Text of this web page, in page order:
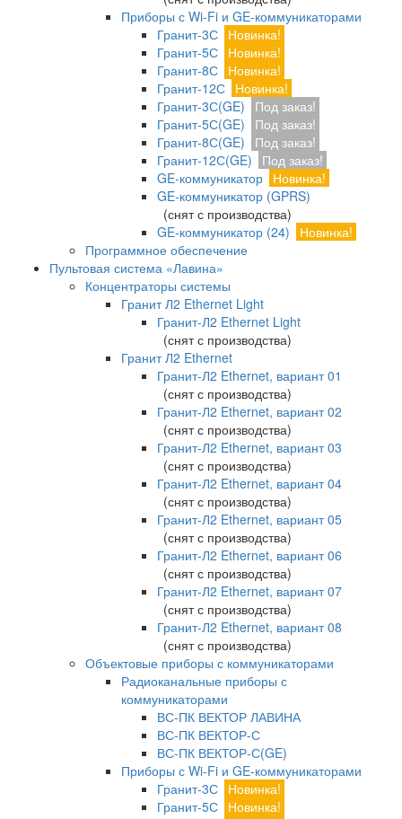
Приборы с Wi-Fi и GE-коммуникаторами
Гранит-3С Новинка!
Гранит-5С Новинка!
Гранит-8С Новинка!
Гранит-12С Новинка!
Гранит-3С(GE)
Под заказ!
Гранит-5С(GE)
Под заказ!
Гранит-8С(GE)
Под заказ!
Гранит-12С(GE)
Под заказ!
GE-коммуникатор Новинка!
GE-коммуникатор (GPRS)
(снят с производства)
GE-коммуникатор (24)
Новинка!
Программное обеспечение
Пультовая система «Лавина»
Концентраторы системы
Гранит Л2 Ethernet Light
Гранит-Л2 Ethernet Light
(снят с производства)
Гранит Л2 Ethernet
Гранит-Л2 Ethernet, вариант 01
(снят с производства)
Гранит-Л2 Ethernet, вариант 02
(снят с производства)
Гранит-Л2 Ethernet, вариант 03
(снят с производства)
Гранит-Л2 Ethernet, вариант 04
(снят с производства)
Гранит-Л2 Ethernet, вариант 05
(снят с производства)
Гранит-Л2 Ethernet, вариант 06
(снят с производства)
Гранит-Л2 Ethernet, вариант 07
(снят с производства)
Гранит-Л2 Ethernet, вариант 08
(снят с производства)
Объектовые приборы с коммуникаторами
Радиоканальные приборы с
коммуникаторами
ВС-ПК ВЕКТОР ЛАВИНА
ВС-ПК ВЕКТОР-С
ВС-ПК ВЕКТОР-С(GE)
Приборы с Wi-Fi и GE-коммуникаторами
Гранит-3С Новинка!
Гранит-5С Новинка!